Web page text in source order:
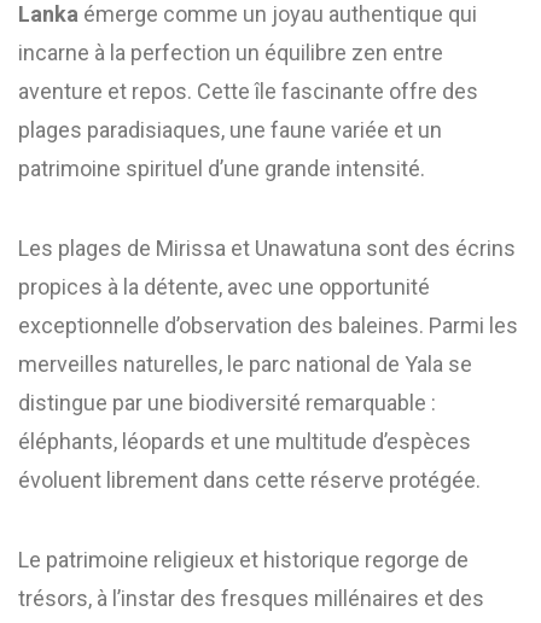
Lanka émerge comme un joyau authentique qui
incarne à la perfection un équilibre zen entre
aventure et repos. Cette île fascinante offre des
plages paradisiaques, une faune variée et un
patrimoine spirituel d’une grande intensité.
Les plages de Mirissa et Unawatuna sont des écrins
propices à la détente, avec une opportunité
exceptionnelle d’observation des baleines. Parmi les
merveilles naturelles, le parc national de Yala se
distingue par une biodiversité remarquable :
éléphants, léopards et une multitude d’espèces
évoluent librement dans cette réserve protégée.
Le patrimoine religieux et historique regorge de
trésors, à l’instar des fresques millénaires et des